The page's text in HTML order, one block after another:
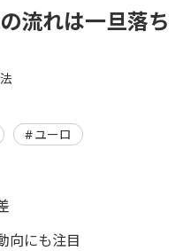
流れは一旦落ち
ユーロ
向にも注目